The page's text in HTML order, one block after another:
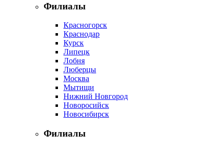
Филиалы
Красногорск
Краснодар
Курск
Липецк
Лобня
Люберцы
Москва
Мытищи
Нижний Новгород
Новоросийск
Новосибирск
Филиалы